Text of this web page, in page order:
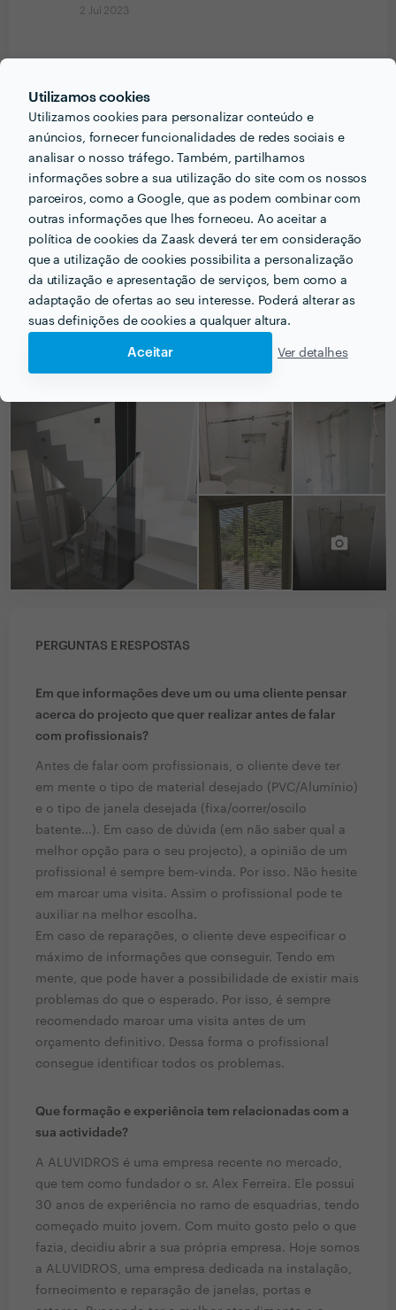
Utilizamos cookies
Utilizamos cookies para personalizar conteúdo e
anúncios, fornecer funcionalidades de redes sociais e
analisar o nosso tráfego. Também, partilhamos
informações sobre a sua utilização do site com os nossos
parceiros, como a Google, que as podem combinar com
outras informações que lhes forneceu. Ao aceitar a
política de cookies da Zaask deverá ter em consideração
que a utilização de cookies possibilita a personalização
da utilização e apresentação de serviços, bem como a
adaptação de ofertas ao seu interesse. Poderá alterar as
suas definições de cookies a qualquer altura.
Aceitar Ver detalhes
2 Jul 2023
x 2 2 vezes Profissional de Excelência
🔥 Uau! Encontrou um/a Profissional de
Excelência. Este perfil obteve a maior
distinção da Zaask em
2022 e 2023
PORTEFÓLIO
PERGUNTAS E RESPOSTAS
Em que informações deve um ou uma cliente pensar
acerca do projecto que quer realizar antes de falar
com profissionais?
Antes de falar com profissionais, o cliente deve ter
em mente o tipo de material desejado (PVC/Alumínio)
e o tipo de janela desejada (fixa/correr/oscilo
batente...). Em caso de dúvida (em não saber qual a
melhor opção para o seu projecto), a opinião de um
profissional é sempre bem-vinda. Por isso. Não hesite
em marcar uma visita. Assim o profissional pode te
auxiliar na melhor escolha.
Em caso de reparações, o cliente deve especificar o
máximo de informações que conseguir. Tendo em
mente, que pode haver a possibilidade de existir mais
problemas do que o esperado. Por isso, é sempre
recomendado marcar uma visita antes de um
orçamento definitivo. Dessa forma o profissional
consegue identificar todos os problemas.
Que formação e experiência tem relacionadas com a
sua actividade?
A ALUVIDROS é uma empresa recente no mercado,
que tem como fundador o sr. Alex Ferreira. Ele possui
30 anos de experiência no ramo de esquadrias, tendo
começado muito jovem. Com muito gosto pelo o que
fazia, decidiu abrir a sua própria empresa. Hoje somos
a ALUVIDROS, uma empresa dedicada na instalação,
fornecimento e reparação de janelas, portas e